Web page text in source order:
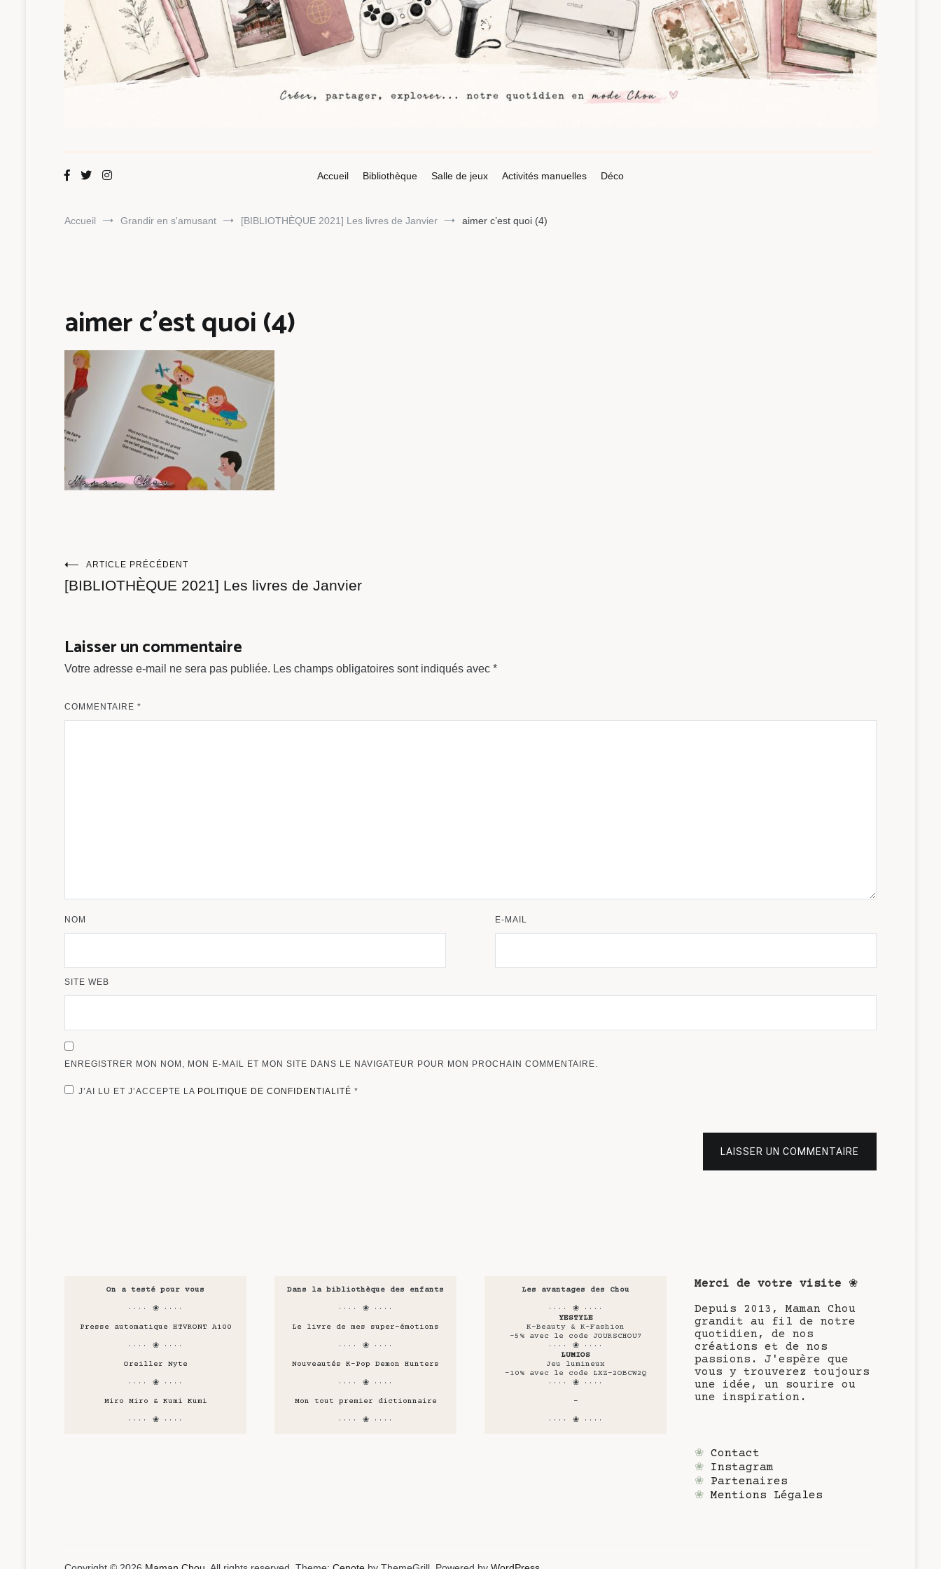
Maman Chou
Accueil
Bibliothèque Salle de jeux Activités manuelles Déco
Accueil Grandir en s'amusant [BIBLIOTHÈQUE 2021] Les livres de Janvier aimer c’est quoi (4)
aimer c’est quoi (4)
Navigation
l’article
ARTICLE PRÉCÉDENT
[BIBLIOTHÈQUE 2021] Les livres de Janvier
Laisser un commentaire
Votre adresse e-mail ne sera pas publiée. Les champs obligatoires sont indiqués avec *
COMMENTAIRE *
NOM E-MAIL
SITE WEB
ENREGISTRER MON NOM, MON E-MAIL ET MON SITE DANS LE NAVIGATEUR POUR MON PROCHAIN COMMENTAIRE.
J’AI LU ET J’ACCEPTE LA POLITIQUE DE CONFIDENTIALITÉ *
LAISSER UN COMMENTAIRE
On a testé pour vous
···· ❀ ····
Presse automatique HTVRONT A100
···· ❀ ····
Oreiller Nyte
···· ❀ ····
Miro Miro & Kumi Kumi
···· ❀ ····
Dans la bibliothèque des enfants
···· ❀ ····
Le livre de mes super-émotions
···· ❀ ····
Nouveautés K-Pop Demon Hunters
···· ❀ ····
Mon tout premier dictionnaire
···· ❀ ····
Les avantages des Chou
···· ❀ ····
YESTYLE
K-Beauty & K-Fashion
-5% avec le code JOURSCHOU7
···· ❀ ····
LUMIOS
Jeu lumineux
-10% avec le code LXZ-2OBCW2Q
···· ❀ ····
-
···· ❀ ····
Merci de votre visite ❀
Depuis 2013, Maman Chou
grandit au fil de notre
quotidien, de nos
créations et de nos
passions. J'espère que
vous y trouverez toujours
une idée, un sourire ou
une inspiration.
❀ Contact
❀ Instagram
❀ Partenaires
❀ Mentions Légales